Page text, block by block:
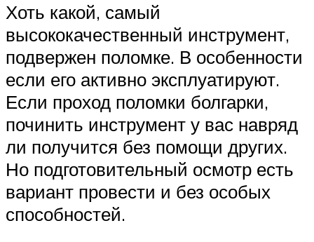
Хоть какой, самый
высококачественный инструмент,
подвержен поломке. В особенности
если его активно эксплуатируют.
Если проход поломки болгарки,
починить инструмент у вас навряд
ли получится без помощи других.
Но подготовительный осмотр есть
вариант провести и без особых
способностей.